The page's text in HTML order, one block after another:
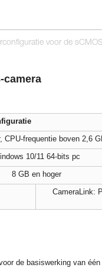
voor de
camera
CPU-frequentie boven 2,6
10/11 64-bits pc
8 GB en hoger
CameraLink:
de basiswerking van